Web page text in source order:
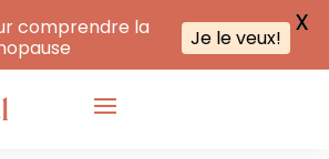
comprendre la
Je le veux! X